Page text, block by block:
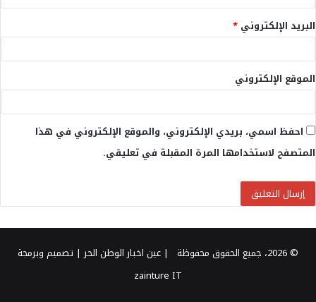
البريد الإلكتروني *
الموقع الإلكتروني
احفظ اسمي، بريدي الإلكتروني، والموقع الإلكتروني في هذا
المتصفح لاستخدامها المرة المقبلة في تعليقي.
© 2026، جميع الحقوق محفوظة | عين اخبار الوطن الحر| تصميم وبرمجة
zainture IT